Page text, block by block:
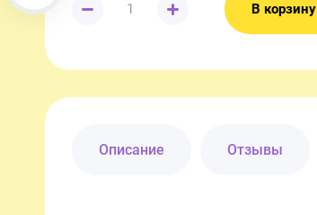
В корзину
Описание Отзывы